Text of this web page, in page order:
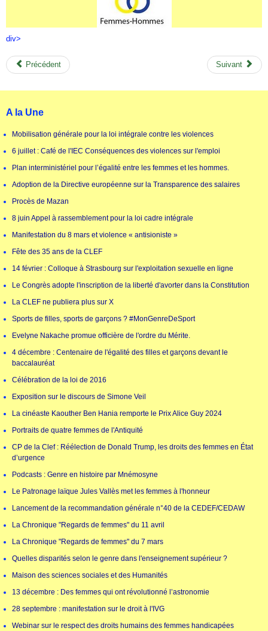
div>
Précédent Suivant
A la Une
Mobilisation générale pour la loi intégrale contre les violences
6 juillet : Café de l'IEC Conséquences des violences sur l'emploi
Plan interministériel pour l’égalité entre les femmes et les hommes.
Adoption de la Directive européenne sur la Transparence des salaires
Procès de Mazan
8 juin Appel à rassemblement pour la loi cadre intégrale
Manifestation du 8 mars et violence « antisioniste »
Fête des 35 ans de la CLEF
14 février : Colloque à Strasbourg sur l'exploitation sexuelle en ligne
Le Congrès adopte l'inscription de la liberté d'avorter dans la Constitution
La CLEF ne publiera plus sur X
Sports de filles, sports de garçons ? #MonGenreDeSport
Evelyne Nakache promue officière de l'ordre du Mérite.
4 décembre : Centenaire de l'égalité des filles et garçons devant le
baccalauréat
Célébration de la loi de 2016
Exposition sur le discours de Simone Veil
La cinéaste Kaouther Ben Hania remporte le Prix Alice Guy 2024
Portraits de quatre femmes de l'Antiquité
CP de la Clef : Réélection de Donald Trump, les droits des femmes en État
d’urgence
Podcasts : Genre en histoire par Mnémosyne
Le Patronage laïque Jules Vallès met les femmes à l'honneur
Lancement de la recommandation générale n°40 de la CEDEF/CEDAW
La Chronique "Regards de femmes" du 11 avril
La Chronique "Regards de femmes" du 7 mars
Quelles disparités selon le genre dans l'enseignement supérieur ?
Maison des sciences sociales et des Humanités
13 décembre : Des femmes qui ont révolutionné l’astronomie
28 septembre : manifestation sur le droit à l'IVG
Webinar sur le respect des droits humains des femmes handicapées